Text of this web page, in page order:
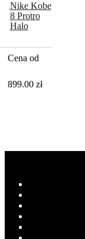
Nike Kobe
8 Protro
Halo
Cena od
899.00 zł